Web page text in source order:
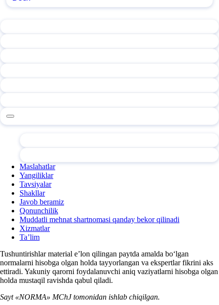
Maslahatlar
Yangiliklar
Tavsiyalar
Shakllar
Javob beramiz
Qonunchilik
Muddatli mehnat shartnomasi qanday bekor qilinadi
Xizmatlar
Ta’lim
Tushuntirishlar material e’lon qilingan paytda amalda boʻlgan
normalarni hisobga olgan holda tayyorlangan va ekspertlar fikrini aks
ettiradi. Yakuniy qarorni foydalanuvchi aniq vaziyatlarni hisobga olgan
holda mustaqil ravishda qabul qiladi.
Sayt «NORMA» MChJ tomonidan ishlab chiqilgan.